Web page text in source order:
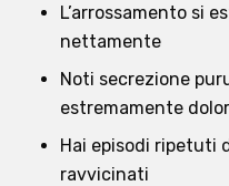
L’arrossamento si
nettamente
Noti secrezione
estremamente
Hai episodi ripetuti
ravvicinati